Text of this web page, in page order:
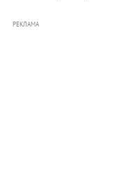
РЕКЛАМА